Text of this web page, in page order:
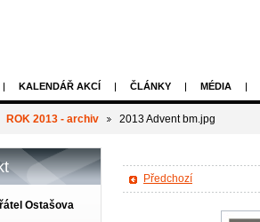
KALENDÁŘ AKCÍ ČLÁNKY MÉDIA
ROK 2013 - archiv 2013 Advent bm.jpg
Předchozí
Ostašova